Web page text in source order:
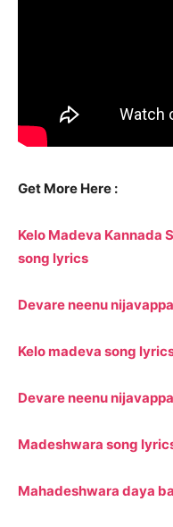
Get More Here :
Kelo Madeva Kannada
song lyrics
Devare neenu
Kelo madeva song
Devare neenu
Madeshwara song
Mahadeshwara daya